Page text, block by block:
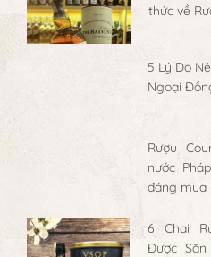
thức về
5 Lý Do
Ngoại
Rượu
nước
đáng mua
6 Chai
Được